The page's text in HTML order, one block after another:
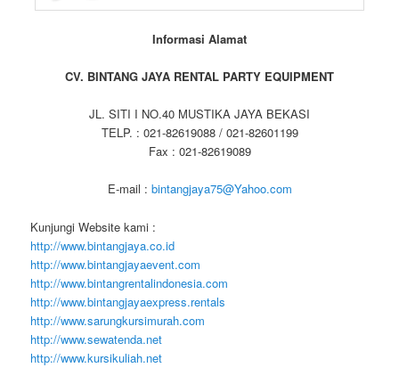
Informasi Alamat
CV. BINTANG JAYA RENTAL PARTY EQUIPMENT
JL. SITI I NO.40 MUSTIKA JAYA BEKASI
TELP. : 021-82619088 / 021-82601199
Fax : 021-82619089
E-mail : bintangjaya75@Yahoo.com
Kunjungi Website kami :
http://www.bintangjaya.co.id
http://www.bintangjayaevent.com
http://www.bintangrentalindonesia.com
http://www.bintangjayaexpress.rentals
http://www.sarungkursimurah.com
http://www.sewatenda.net
http://www.kursikuliah.net